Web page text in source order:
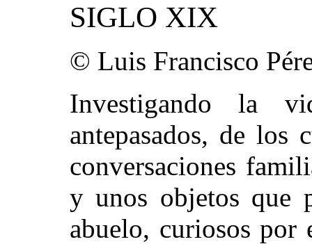
SIGLO XIX
© Luis Francisco
Investigando la
antepasados, de los
conversaciones
y unos objetos que
abuelo, curiosos por